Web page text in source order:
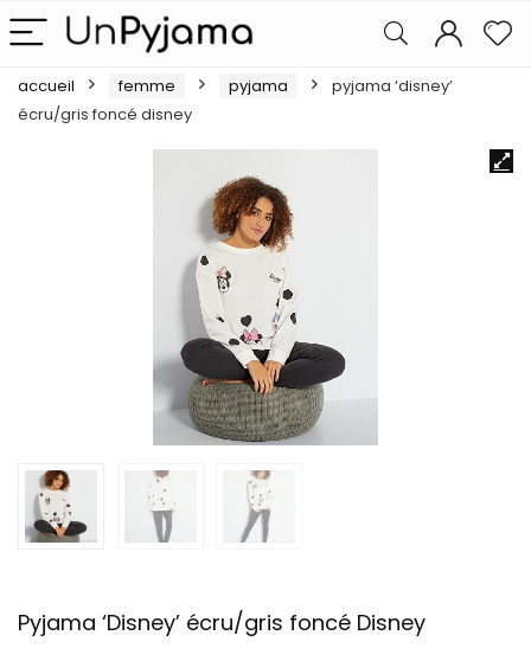
accueil femme pyjama
pyjama ‘disney’
écru/gris foncé disney
Pyjama ‘Disney’ écru/gris foncé Disney